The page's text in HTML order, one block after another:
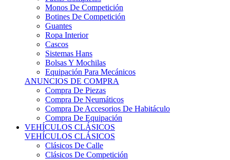
Botines De Competición
Guantes
Ropa Interior
Cascos
Sistemas Hans
Bolsas Y Mochilas
Equipación Para Mecánicos
ANUNCIOS DE COMPRA
Compra De Piezas
Compra De Neumáticos
Compra De Accesorios De Habitáculo
Compra De Equipación
VEHÍCULOS CLÁSICOS
VEHÍCULOS CLÁSICOS
Clásicos De Calle
Clásicos De Competición
Motores